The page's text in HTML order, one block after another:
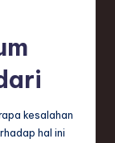
kesalahan
hal ini